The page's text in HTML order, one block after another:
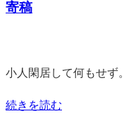
寄稿
小人閑居して何もせず。
続きを読む